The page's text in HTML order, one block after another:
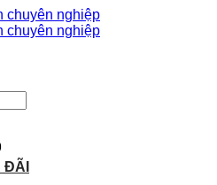
ĐÃI